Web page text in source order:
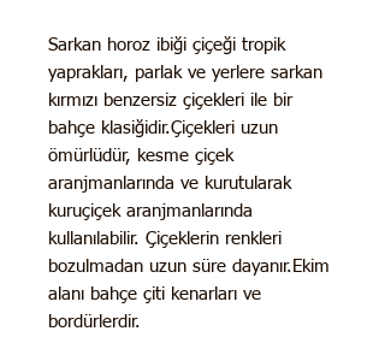
Sarkan horoz ibiği çiçeği tropik
yaprakları, parlak ve yerlere sarkan
kırmızı benzersiz çiçekleri ile bir
bahçe klasiğidir.Çiçekleri uzun
ömürlüdür, kesme çiçek
aranjmanlarında ve kurutularak
kuruçiçek aranjmanlarında
kullanılabilir. Çiçeklerin renkleri
bozulmadan uzun süre dayanır.Ekim
alanı bahçe çiti kenarları ve
bordürlerdir.